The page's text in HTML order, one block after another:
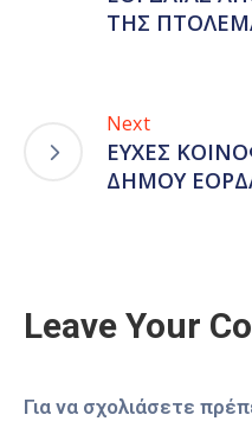
ΤΗΣ
Next
ΕΥΧΕΣ
ΔΗΜΟΥ
Leave Your
Για να σχολιάσετε